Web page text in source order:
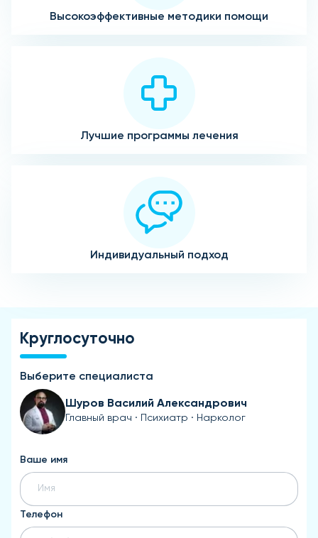
Высокоэффективные методики помощи
Лучшие программы лечения
Индивидуальный подход
Круглосуточно
Выберите специалиста
Шуров Василий Александрович
Главный врач · Психиатр · Нарколог
Ваше имя
Телефон